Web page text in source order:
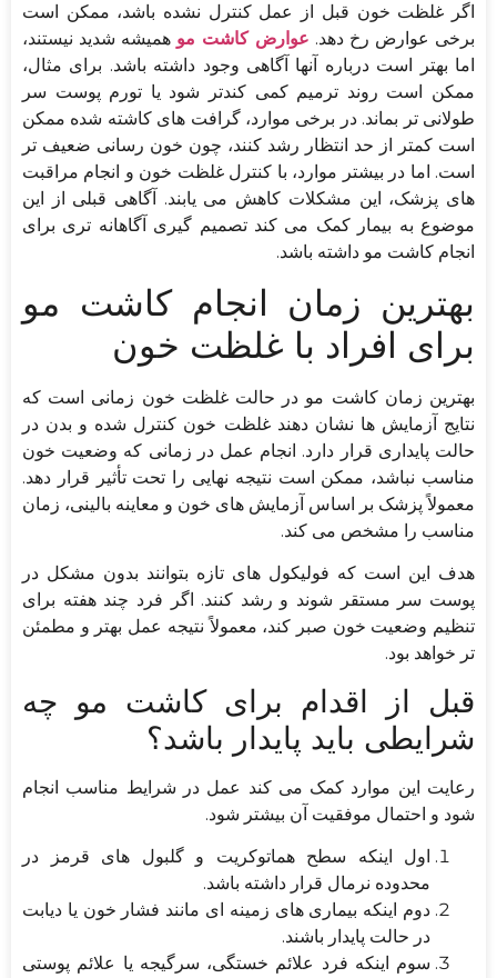
اگر غلظت خون قبل از عمل کنترل نشده باشد، ممکن است
برخی عوارض رخ دهد. عوارض کاشت مو همیشه شدید نیستند،
اما بهتر است درباره آنها آگاهی وجود داشته باشد. برای مثال،
ممکن است روند ترمیم کمی کندتر شود یا تورم پوست سر
طولانی تر بماند. در برخی موارد، گرافت های کاشته شده ممکن
است کمتر از حد انتظار رشد کنند، چون خون رسانی ضعیف تر
است. اما در بیشتر موارد، با کنترل غلظت خون و انجام مراقبت
های پزشک، این مشکلات کاهش می یابند. آگاهی قبلی از این
موضوع به بیمار کمک می کند تصمیم گیری آگاهانه تری برای
انجام کاشت مو داشته باشد.
بهترین زمان انجام کاشت مو
برای افراد با غلظت خون
بهترین زمان کاشت مو در حالت غلظت خون زمانی است که
نتایج آزمایش ها نشان دهند غلظت خون کنترل شده و بدن در
حالت پایداری قرار دارد. انجام عمل در زمانی که وضعیت خون
مناسب نباشد، ممکن است نتیجه نهایی را تحت تأثیر قرار دهد.
معمولاً پزشک بر اساس آزمایش های خون و معاینه بالینی، زمان
مناسب را مشخص می کند.
هدف این است که فولیکول های تازه بتوانند بدون مشکل در
پوست سر مستقر شوند و رشد کنند. اگر فرد چند هفته برای
تنظیم وضعیت خون صبر کند، معمولاً نتیجه عمل بهتر و مطمئن
تر خواهد بود.
قبل از اقدام برای کاشت مو چه
شرایطی باید پایدار باشد؟
رعایت این موارد کمک می کند عمل در شرایط مناسب انجام
شود و احتمال موفقیت آن بیشتر شود.
اول اینکه سطح هماتوکریت و گلبول های قرمز در
محدوده نرمال قرار داشته باشد.
دوم اینکه بیماری های زمینه ای مانند فشار خون یا دیابت
در حالت پایدار باشند.
سوم اینکه فرد علائم خستگی، سرگیجه یا علائم پوستی